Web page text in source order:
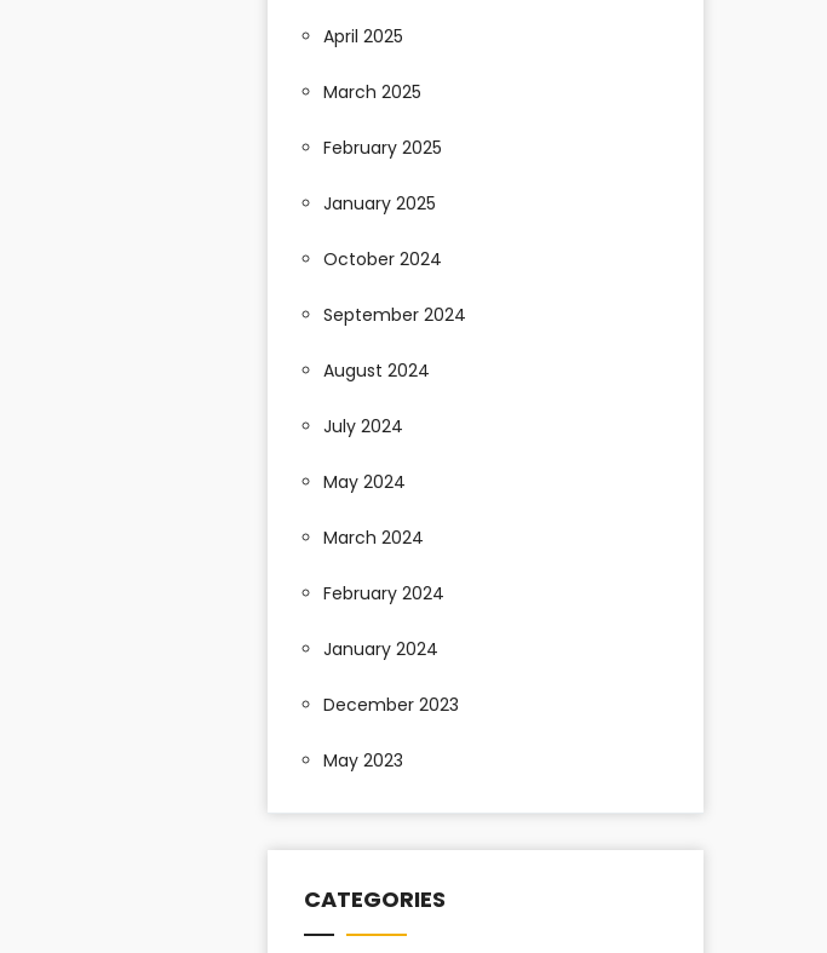
April 2025
March 2025
February 2025
January 2025
October 2024
September 2024
August 2024
July 2024
May 2024
March 2024
February 2024
January 2024
December 2023
May 2023
CATEGORIES